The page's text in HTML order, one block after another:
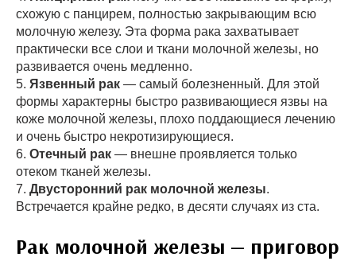
схожую с панцирем, полностью закрывающим всю
молочную железу. Эта форма рака захватывает
практически все слои и ткани молочной железы, но
развивается очень медленно.
5. Язвенный рак — самый болезненный. Для этой
формы характерны быстро развивающиеся язвы на
коже молочной железы, плохо поддающиеся лечению
и очень быстро некротизирующиеся.
6. Отечный рак — внешне проявляется только
отеком тканей железы.
7. Двусторонний рак молочной железы.
Встречается крайне редко, в десяти случаях из ста.
Рак молочной железы — приговор